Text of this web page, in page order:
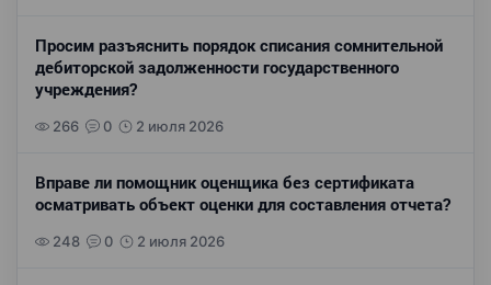
Просим разъяснить порядок списания сомнительной
дебиторской задолженности государственного
учреждения?
266 0 2 июля 2026
Вправе ли помощник оценщика без сертификата
осматривать объект оценки для составления отчета?
248 0 2 июля 2026